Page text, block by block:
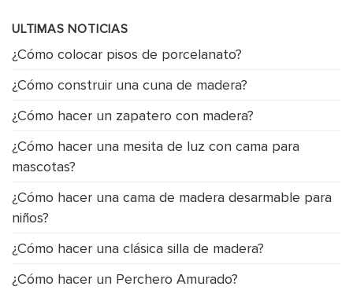
ULTIMAS NOTICIAS
¿Cómo colocar pisos de porcelanato?
¿Cómo construir una cuna de madera?
¿Cómo hacer un zapatero con madera?
¿Cómo hacer una mesita de luz con cama para
mascotas?
¿Cómo hacer una cama de madera desarmable para
niños?
¿Cómo hacer una clásica silla de madera?
¿Cómo hacer un Perchero Amurado?